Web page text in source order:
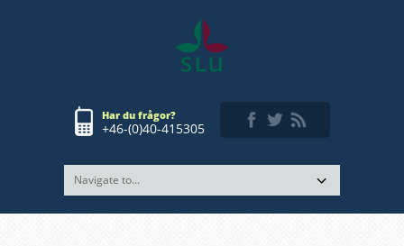
Har du frågor?
+46-(0)40-415305